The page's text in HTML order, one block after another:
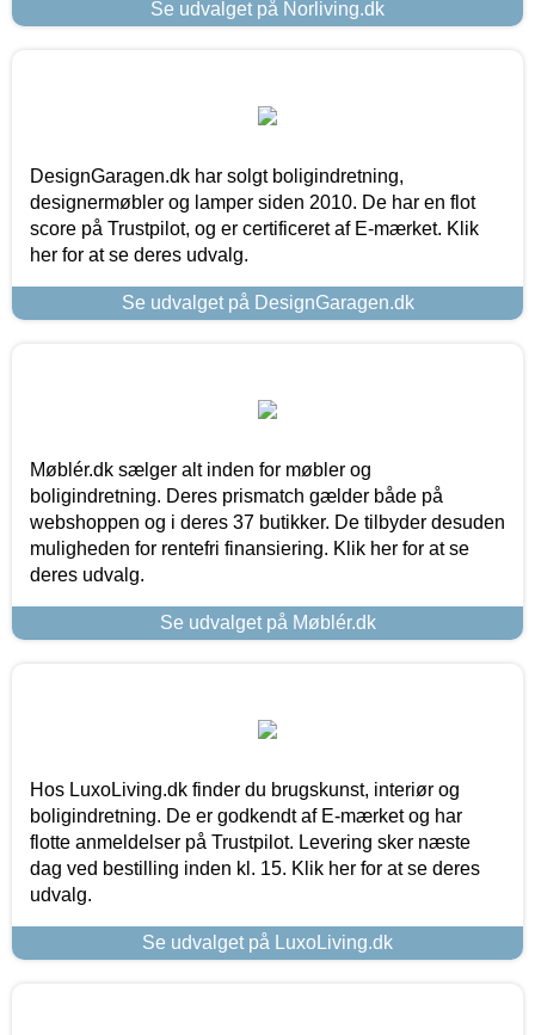
Se udvalget på Norliving.dk
DesignGaragen.dk har solgt boligindretning,
designermøbler og lamper siden 2010. De har en flot
score på Trustpilot, og er certificeret af E-mærket. Klik
her for at se deres udvalg.
Se udvalget på DesignGaragen.dk
Møblér.dk sælger alt inden for møbler og
boligindretning. Deres prismatch gælder både på
webshoppen og i deres 37 butikker. De tilbyder desuden
muligheden for rentefri finansiering. Klik her for at se
deres udvalg.
Se udvalget på Møblér.dk
Hos LuxoLiving.dk finder du brugskunst, interiør og
boligindretning. De er godkendt af E-mærket og har
flotte anmeldelser på Trustpilot. Levering sker næste
dag ved bestilling inden kl. 15. Klik her for at se deres
udvalg.
Se udvalget på LuxoLiving.dk